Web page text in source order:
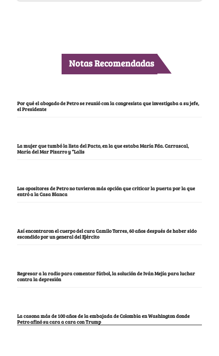
Notas Recomendadas
Por qué el abogado de Petro se reunió con la congresista que investigaba a su jefe,
el Presidente
La mujer que tumbó la lista del Pacto, en la que estaba María Fda. Carrascal,
María del Mar Pizarro y “Lalis
Los opositores de Petro no tuvieron más opción que criticar la puerta por la que
entró a la Casa Blanca
Así encontraron el cuerpo del cura Camilo Torres, 60 años después de haber sido
escondido por un general del Ejército
Regresar a la radio para comentar fútbol, la solución de Iván Mejía para luchar
contra la depresión
La casona más de 100 años de la embajada de Colombia en Washington donde
Petro afinó su cara a cara con Trump